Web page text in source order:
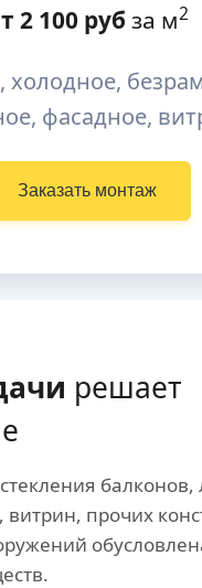
2 100руб за м2
холодное,
фасадное,
Заказать монтаж
решает
витрин, прочих